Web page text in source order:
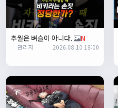
쏭박17:23:38
테스트 2
쏭박17:23:41
테스트 테스트
쏭박17:24:16
추월은 벼슬이 아니다. N
관리자 2026.08.10 18:00